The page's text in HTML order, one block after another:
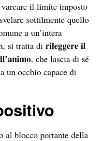
varcare il limite imposto
sottilmente quello
a un’intera
si tratta dirileggere il
, che lascia di sé
un occhio capace di
al blocco portante della